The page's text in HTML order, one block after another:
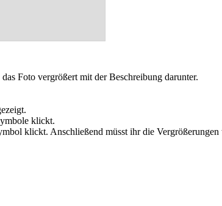
Foto vergrößert mit der Beschreibung darunter.
klickt.
klickt. Anschließend müsst ihr die Vergrößerungen